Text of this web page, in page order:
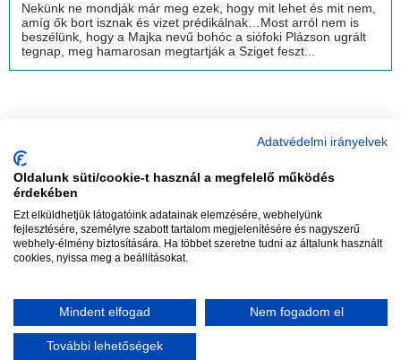
Nekünk ne mondják már meg ezek, hogy mit lehet és mit nem,
amíg ők bort isznak és vizet prédikálnak…Most arról nem is
beszélünk, hogy a Majka nevű bohóc a siófoki Plázson ugrált
tegnap, meg hamarosan megtartják a Sziget feszt...
Szerkesztőség:szerk@vadhajtasok.hu
Modi:moderator@vadhajtasok.hu
AdatvédelemImpresszumSzerzői jogok
2018 Vadhajtások.hu
Adatvédelmi irányelvek
Oldalunk süti/cookie-t használ a megfelelő működés
érdekében
Ezt elküldhetjük látogatóink adatainak elemzésére, webhelyünk
fejlesztésére, személyre szabott tartalom megjelenítésére és nagyszerű
webhely-élmény biztosítására. Ha többet szeretne tudni az általunk használt
cookies, nyissa meg a beállításokat.
Mindent elfogad Nem fogadom el
További lehetőségek